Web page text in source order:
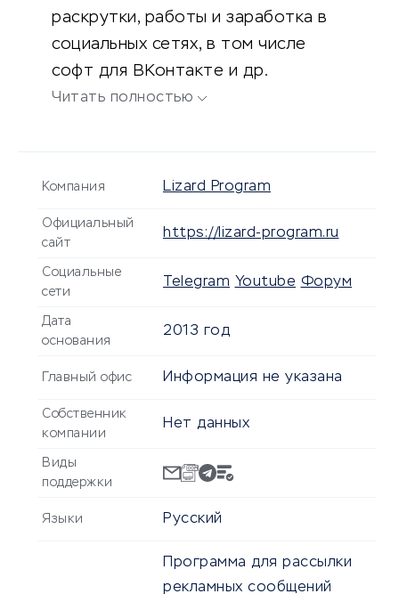
раскрутки, работы и заработка в
социальных сетях, в том числе
софт для ВКонтакте и др.
Читать полностью
Компания Lizard Program
Официальный
сайт
https://lizard-program.ru
Социальные
сети
Telegram Youtube Форум
Дата
основания
2013 год
Главный офис Информация не указана
Собственник
компании
Нет данных
Виды
поддержки
Языки Русский
Программа для рассылки
рекламных сообщений